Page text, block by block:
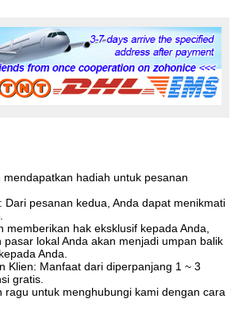
mendapatkan hadiah untuk pesanan
Dari pesanan kedua, Anda dapat menikmati
memberikan hak eksklusif kepada Anda,
pasar lokal Anda akan menjadi umpan balik
Anda.
Klien: Manfaat dari diperpanjang 1 ~ 3
gratis.
ragu untuk menghubungi kami dengan cara